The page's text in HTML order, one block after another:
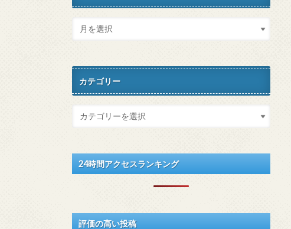
カテゴリー
24時間アクセスランキング
評価の高い投稿